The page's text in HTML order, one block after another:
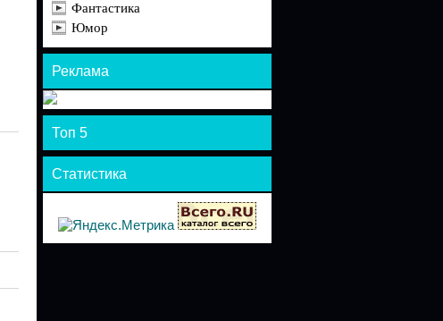
Фантастика
Юмор
Реклама
Топ 5
Статистика